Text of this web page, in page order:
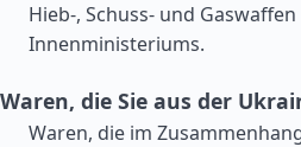
Hieb-, Schuss- und
Innenministeriums.
Waren, die Sie aus der
Waren, die im